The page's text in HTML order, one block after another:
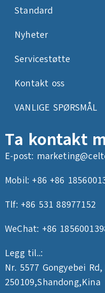
Standard
Nyheter
Servicestøtte
Kontakt oss
VANLIGE SPØRSMÅL
Ta kontakt
E-post:
Mobil: +86 +86
Tlf: +86 531 88977152
WeChat: +86
Legg til..:
Nr. 5577 Gongyebei
250109,Shandong,Kina